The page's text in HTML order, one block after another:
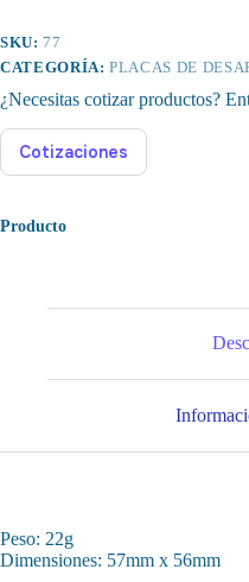
SKU:77
CATEGORÍA:PLACAS DE
¿Necesitas cotizar productos?
Cotizaciones
Producto
Peso: 22g
Dimensiones: 57mm x 56mm